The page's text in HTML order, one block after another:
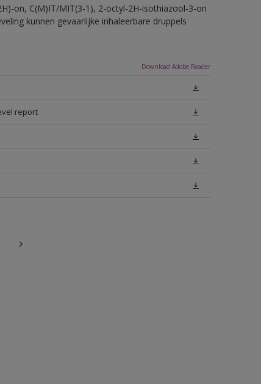
on, C(M)IT/MIT(3-1), 2-octyl-2H-isothiazool-3-on
kunnen gevaarlijke inhaleerbare druppels
Download Adobe Reader
report